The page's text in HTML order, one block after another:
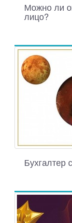
Можно ли
лицо?
Бухгалтер